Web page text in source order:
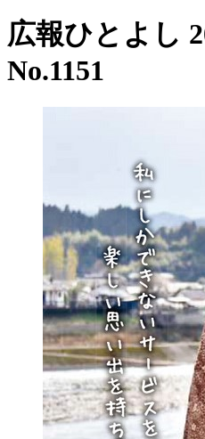
広報ひとよし
No.1151